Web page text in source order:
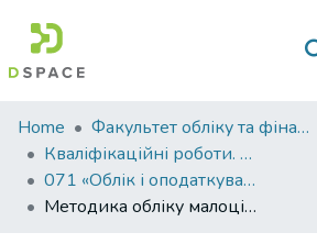
Communities
&
Collections
All of DSpace
Home
Факультет обліку та фінансів
Кваліфікаційні роботи. Факультет обліку та фінансів
071 «Облік і оподаткування» - Магістри 2024-2025
Методика обліку малоцінних активів та аналіз оборотних активів підприємства